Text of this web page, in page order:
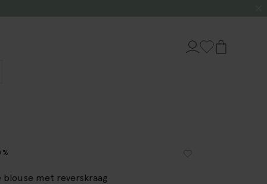
blouse met reverskraag